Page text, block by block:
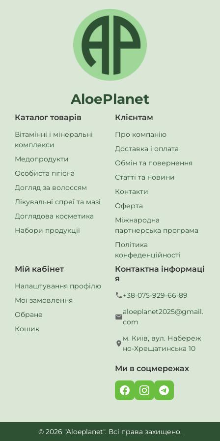
Зберігати у місці, недоступному для дітей. Не застосовувати,
якщо пошкоджена або відсутня захисна пломба на упаковці.
Виробник залишає за собою право вносити зміни до дизайну
упаковки. Ми прагнемо оперативно оновлювати інформацію,
однак якщо ви помітили невідповідність, повідомте нам у
коментарі або електронному листі. Щиро дякуємо!
Харчова добавка. Не є лікарським засобом!
985.00
1195.00
Купити
AloePlanet
Каталог товарів
Вітамінні і мінеральні
комплекси
Медопродукти
Особиста гігієна
Догляд за волоссям
Лікувальні спреї та мазі
Доглядова косметика
Набори продукції
Клієнтам
Про компанію
Доставка і оплата
Обмін та повернення
Статті та новини
Контакти
Оферта
Міжнародна
партнерська програма
Політика
конфеденційності
Мій кабінет
Налаштування профілю
Мої замовлення
Обране
Кошик
Контактна інформаці
я
+38-075-929-66-89
aloeplanet2025@gmail.
com
м. Київ, вул. Набереж
но-Хрещатинська 10
Ми в соцмережах
© 2026 "Aloeplanet". Всі права захищено.